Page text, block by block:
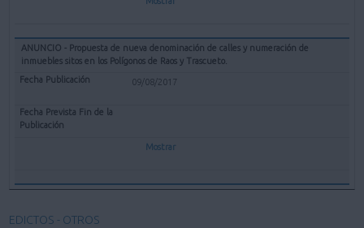
ANUNCIO - Propuesta de nueva denominación de calles y numeración de
inmuebles sitos en los Polígonos de Raos y Trascueto.
09/08/2017
Mostrar
EDICTOS - OTROS